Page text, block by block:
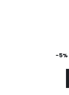
-5%